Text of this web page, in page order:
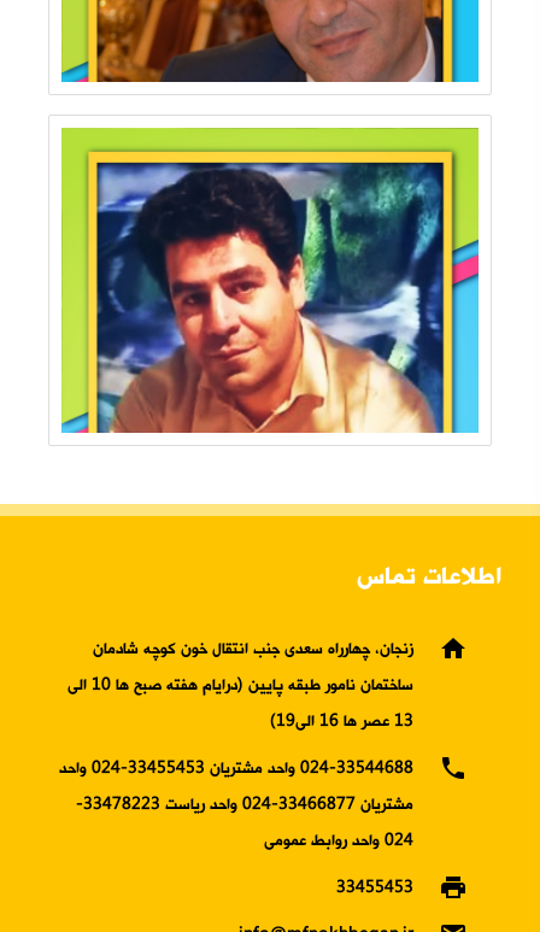
اطلاعات تماس
home
زنجان، چهارراه سعدی جنب انتقال خون کوچه شادمان
ساختمان نامور طبقه پایین (درایام هفته صبح ها 10 الی
13 عصر ها 16 الی19)
phone
024-33544688 واحد مشتریان 33455453-024 واحد
مشتریان 33466877-024 واحد ریاست 33478223-
024 واحد روابط عمومی
print
33455453